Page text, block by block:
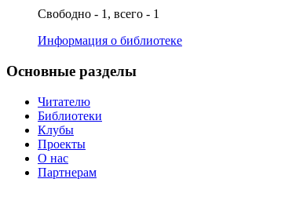
Свободно - 1, всего - 1
Информация о библиотеке
Основные разделы
Читателю
Библиотеки
Клубы
Проекты
О нас
Партнерам